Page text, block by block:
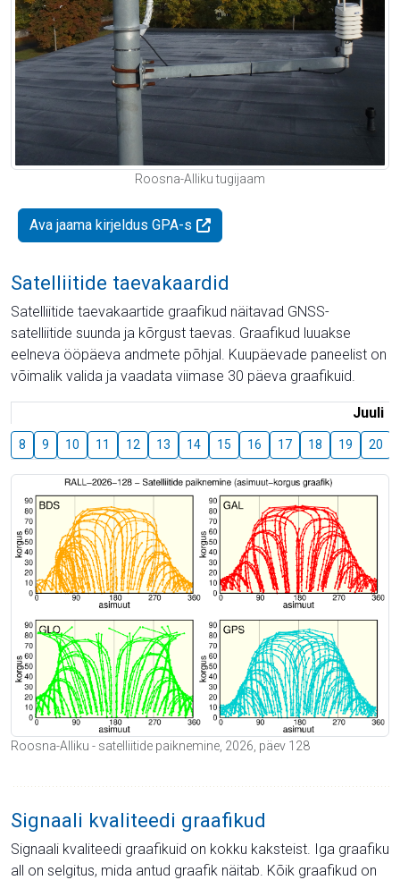
Roosna-Alliku tugijaam
Ava jaama kirjeldus GPA-s
Satelliitide taevakaardid
Satelliitide taevakaartide graafikud näitavad GNSS-
satelliitide suunda ja kõrgust taevas. Graafikud luuakse
eelneva ööpäeva andmete põhjal. Kuupäevade paneelist on
võimalik valida ja vaadata viimase 30 päeva graafikuid.
Juuli
8 9 10 11 12 13 14 15 16 17 18 19 20
Roosna-Alliku - satelliitide paiknemine, 2026, päev 128
Signaali kvaliteedi graafikud
Signaali kvaliteedi graafikuid on kokku kaksteist. Iga graafiku
all on selgitus, mida antud graafik näitab. Kõik graafikud on